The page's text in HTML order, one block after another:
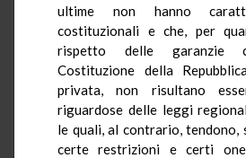
ultime non hanno
costituzionali e che, per
rispetto delle garanzie
Costituzione della
privata, non risultano
riguardose delle leggi
le quali, al contrario, tendono,
certe restrizioni e certi